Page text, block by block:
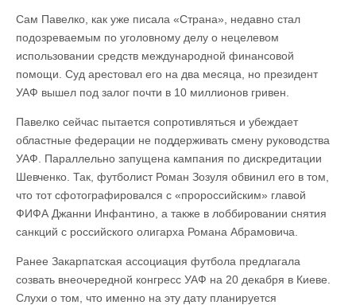
Сам Павелко, как уже писала «Страна», недавно стал
подозреваемым по уголовному делу о нецелевом
использовании средств международной финансовой
помощи. Суд арестовал его на два месяца, но президент
УАФ вышел под залог почти в 10 миллионов гривен.
Павелко сейчас пытается сопротивляться и убеждает
областные федерации не поддерживать смену руководства
УАФ. Параллельно запущена кампания по дискредитации
Шевченко. Так, футболист Роман Зозуля обвинил его в том,
что тот сфотографировался с «пророссийским» главой
ФИФА Джанни Инфантино, а также в лоббировании снятия
санкций с российского олигарха Романа Абрамовича.
Ранее Закарпатская ассоциация футбола предлагала
созвать внеочередной конгресс УАФ на 20 декабря в Киеве.
Слухи о том, что именно на эту дату планируется